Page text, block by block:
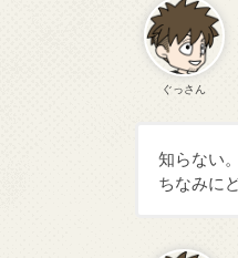
ぐっさん
知らない。
ちなみに